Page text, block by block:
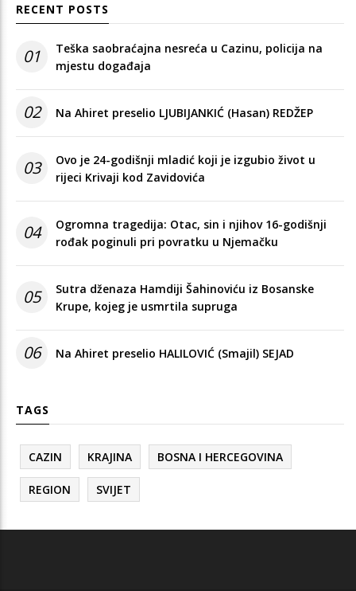
RECENT POSTS
01
Teška saobraćajna nesreća u Cazinu, policija na
mjestu događaja
02 Na Ahiret preselio LJUBIJANKIĆ (Hasan) REDŽEP
03
Ovo je 24-godišnji mladić koji je izgubio život u
rijeci Krivaji kod Zavidovića
04
Ogromna tragedija: Otac, sin i njihov 16-godišnji
rođak poginuli pri povratku u Njemačku
05
Sutra dženaza Hamdiji Šahinoviću iz Bosanske
Krupe, kojeg je usmrtila supruga
06 Na Ahiret preselio HALILOVIĆ (Smajil) SEJAD
TAGS
CAZIN KRAJINA BOSNA I HERCEGOVINA
REGION SVIJET